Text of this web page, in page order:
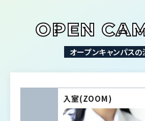
OPEN
オープンキャンパス
入室(ZOOM)